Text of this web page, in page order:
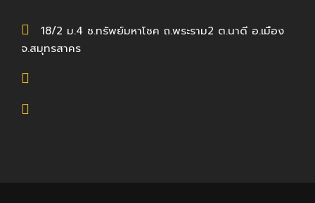
18/2 ม.4 ซ.ทรัพย์มหาโชค ถ.พระราม2 ต.นาดี อ.เมือง
จ.สมุทรสาคร